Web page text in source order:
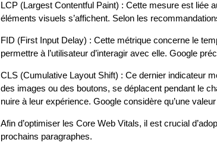
LCP (Largest Contentful Paint) : Cette mesure est liée
éléments visuels s’affichent. Selon les
FID (First Input Delay) : Cette métrique concerne le
permettre à l’utilisateur d’interagir avec elle. Google
CLS (Cumulative Layout Shift) : Ce dernier indicateur
des images ou des boutons, se déplacent pendant le
nuire à leur expérience. Google considère qu’une
Afin d’optimiser les Core Web Vitals, il est crucial
prochains paragraphes.